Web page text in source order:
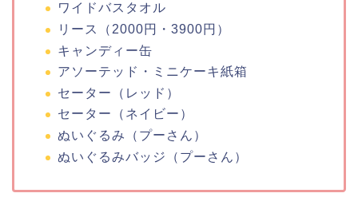
ワイドバスタオル
リース（2000円・3900円）
キャンディー缶
アソーテッド・ミニケーキ紙箱
セーター（レッド）
セーター（ネイビー）
ぬいぐるみ（プーさん）
ぬいぐるみバッジ（プーさん）